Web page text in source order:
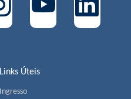
Links Úteis
Ingresso